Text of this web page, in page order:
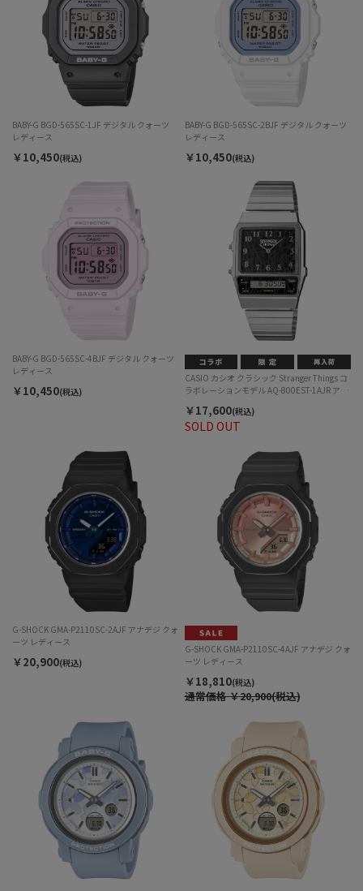
BABY-G BGD-565SC-1JF デジタル クォーツ
レディース
￥10,450(税込)
BABY-G BGD-565SC-2BJF デジタル クォーツ
レディース
￥10,450(税込)
BABY-G BGD-565SC-4BJF デジタル クォーツ
レディース
￥10,450(税込)
SOLD OUT
CASIO カシオ クラシック Stranger Things コ
ラボレーションモデル AQ-800EST-1AJR アナ
￥17,600(税込)
G-SHOCK GMA-P2110SC-2AJF アナデジ クォ
ーツ レディース
￥20,900(税込)
G-SHOCK GMA-P2110SC-4AJF アナデジ クォ
ーツ レディース
￥18,810(税込)
通常価格￥20,900(税込)